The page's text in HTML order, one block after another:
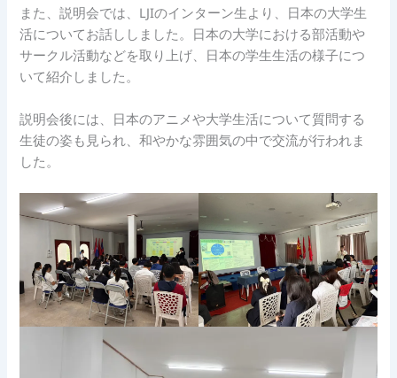
また、説明会では、LJIのインターン生より、日本の大学生
活についてお話ししました。日本の大学における部活動や
サークル活動などを取り上げ、日本の学生生活の様子につ
いて紹介しました。
説明会後には、日本のアニメや大学生活について質問する
生徒の姿も見られ、和やかな雰囲気の中で交流が行われま
した。